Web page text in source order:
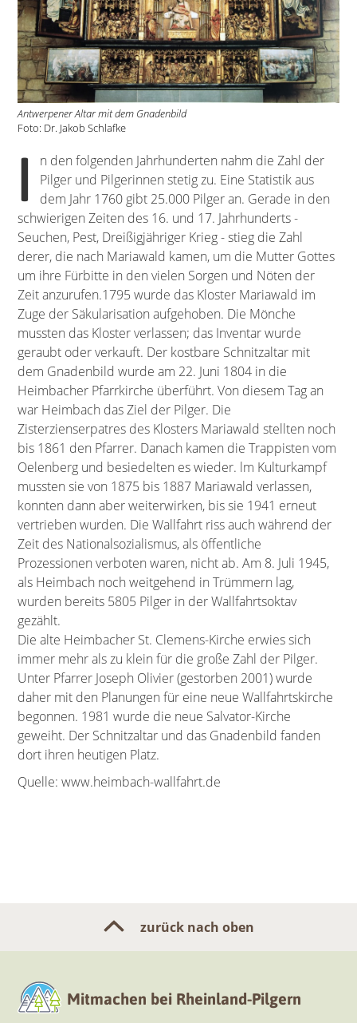
Antwerpener Altar mit dem Gnadenbild
Foto: Dr. Jakob Schlafke
I
n den folgenden Jahrhunderten nahm die Zahl der
Pilger und Pilgerinnen stetig zu. Eine Statistik aus
dem Jahr 1760 gibt 25.000 Pilger an. Gerade in den
schwierigen Zeiten des 16. und 17. Jahrhunderts -
Seuchen, Pest, Dreißigjähriger Krieg - stieg die Zahl
derer, die nach Mariawald kamen, um die Mutter Gottes
um ihre Fürbitte in den vielen Sorgen und Nöten der
Zeit anzurufen.1795 wurde das Kloster Mariawald im
Zuge der Säkularisation aufgehoben. Die Mönche
mussten das Kloster verlassen; das Inventar wurde
geraubt oder verkauft. Der kostbare Schnitzaltar mit
dem Gnadenbild wurde am 22. Juni 1804 in die
Heimbacher Pfarrkirche überführt. Von diesem Tag an
war Heimbach das Ziel der Pilger. Die
Zisterzienserpatres des Klosters Mariawald stellten noch
bis 1861 den Pfarrer. Danach kamen die Trappisten vom
Oelenberg und besiedelten es wieder. lm Kulturkampf
mussten sie von 1875 bis 1887 Mariawald verlassen,
konnten dann aber weiterwirken, bis sie 1941 erneut
vertrieben wurden. Die Wallfahrt riss auch während der
Zeit des Nationalsozialismus, als öffentliche
Prozessionen verboten waren, nicht ab. Am 8. Juli 1945,
als Heimbach noch weitgehend in Trümmern lag,
wurden bereits 5805 Pilger in der Wallfahrtsoktav
gezählt.
Die alte Heimbacher St. Clemens-Kirche erwies sich
immer mehr als zu klein für die große Zahl der Pilger.
Unter Pfarrer Joseph Olivier (gestorben 2001) wurde
daher mit den Planungen für eine neue Wallfahrtskirche
begonnen. 1981 wurde die neue Salvator-Kirche
geweiht. Der Schnitzaltar und das Gnadenbild fanden
dort ihren heutigen Platz.
Quelle: www.heimbach-wallfahrt.de
zurück nach oben
Mitmachen bei Rheinland-Pilgern